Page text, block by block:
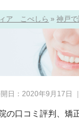
ア こべしら »神戸
日： 2020年9月17日
の口コミ評判、矯